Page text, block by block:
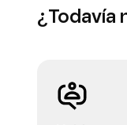
¿Todavía